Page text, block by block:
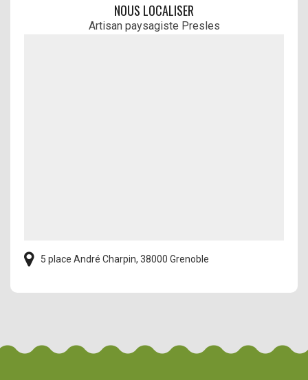
NOUS LOCALISER
Artisan paysagiste Presles
5 place André Charpin, 38000 Grenoble